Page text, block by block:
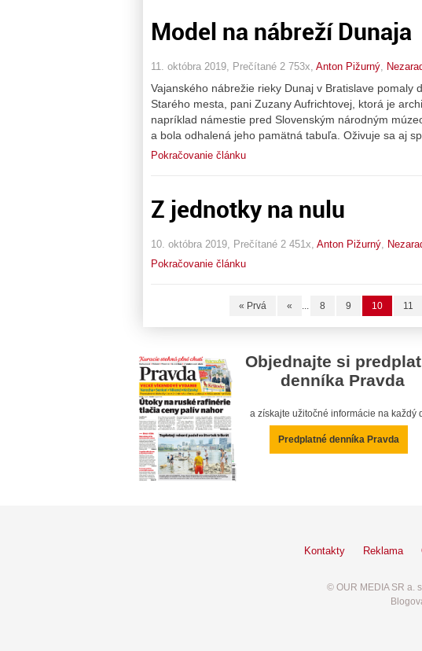
Model na nábreží Dunaja
11. októbra 2019, Prečítané 2 753x, Anton Pižurný,
Vajanského nábrežie rieky Dunaj v Bratislave pomaly
Starého mesta, pani Zuzany Aufrichtovej, ktorá je
napríklad námestie pred Slovenským národným
a bola odhalená jeho pamätná tabuľa. Oživuje sa aj
Pokračovanie článku
Z jednotky na nulu
10. októbra 2019, Prečítané 2 451x, Anton Pižurný,
Pokračovanie článku
« Prvá « ... 8 9 10 11
Objednajte si
denníka Pravda
a získajte užitočné informácie na každý
Predplatné denníka Pravda
Kontakty Reklama
© OUR MEDIA SR a.